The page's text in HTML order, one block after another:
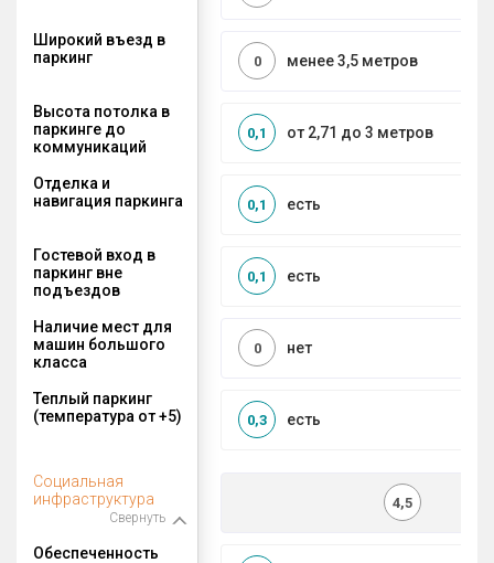
Широкий въезд в
паркинг
менее 3,5 метров
0
Высота потолка в
паркинге до
коммуникаций
от 2,71 до 3 метров
0,1
Отделка и
навигация паркинга
есть
0,1
Гостевой вход в
паркинг вне
подъездов
есть
0,1
Наличие мест для
машин большого
класса
нет
0
Теплый паркинг
(температура от +5)
есть
0,3
Социальная
инфраструктура
Свернуть
4,5
Обеспеченность